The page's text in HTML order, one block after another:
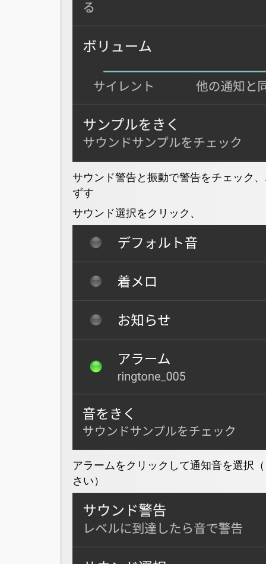
サウンド警告と振動で警告をチェック
ずす
サウンド選択をクリック、
アラームをクリックして通知音を選択
さい）